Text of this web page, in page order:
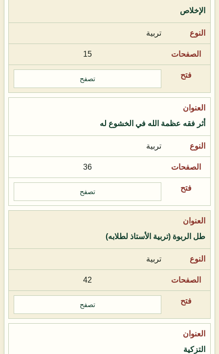
الإخلاص
تربية
15
تصفح
أثر فقه عظمة الله في الخشوع له
تربية
36
تصفح
طل الربوة (تربية الأستاذ لطلابه)
تربية
42
تصفح
التزكية